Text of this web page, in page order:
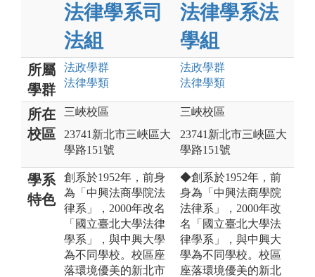
法律學系司
法組
法律學系法
學組
所屬
學群
法政學群
法律學類
法政學群
法律學類
所在
校區
三峽校區
23741新北市三峽區大
學路151號
三峽校區
23741新北市三峽區大
學路151號
學系
特色
創系於1952年，前身
為「中興法商學院法
律系」，2000年改名
「國立臺北大學法律
學系」，與中興大學
為不同學校。校區座
落環境優美的新北市
◆創系於1952年，前
身為「中興法商學院
法律系」，2000年改
名「國立臺北大學法
律學系」，與中興大
學為不同學校。校區
座落環境優美的新北